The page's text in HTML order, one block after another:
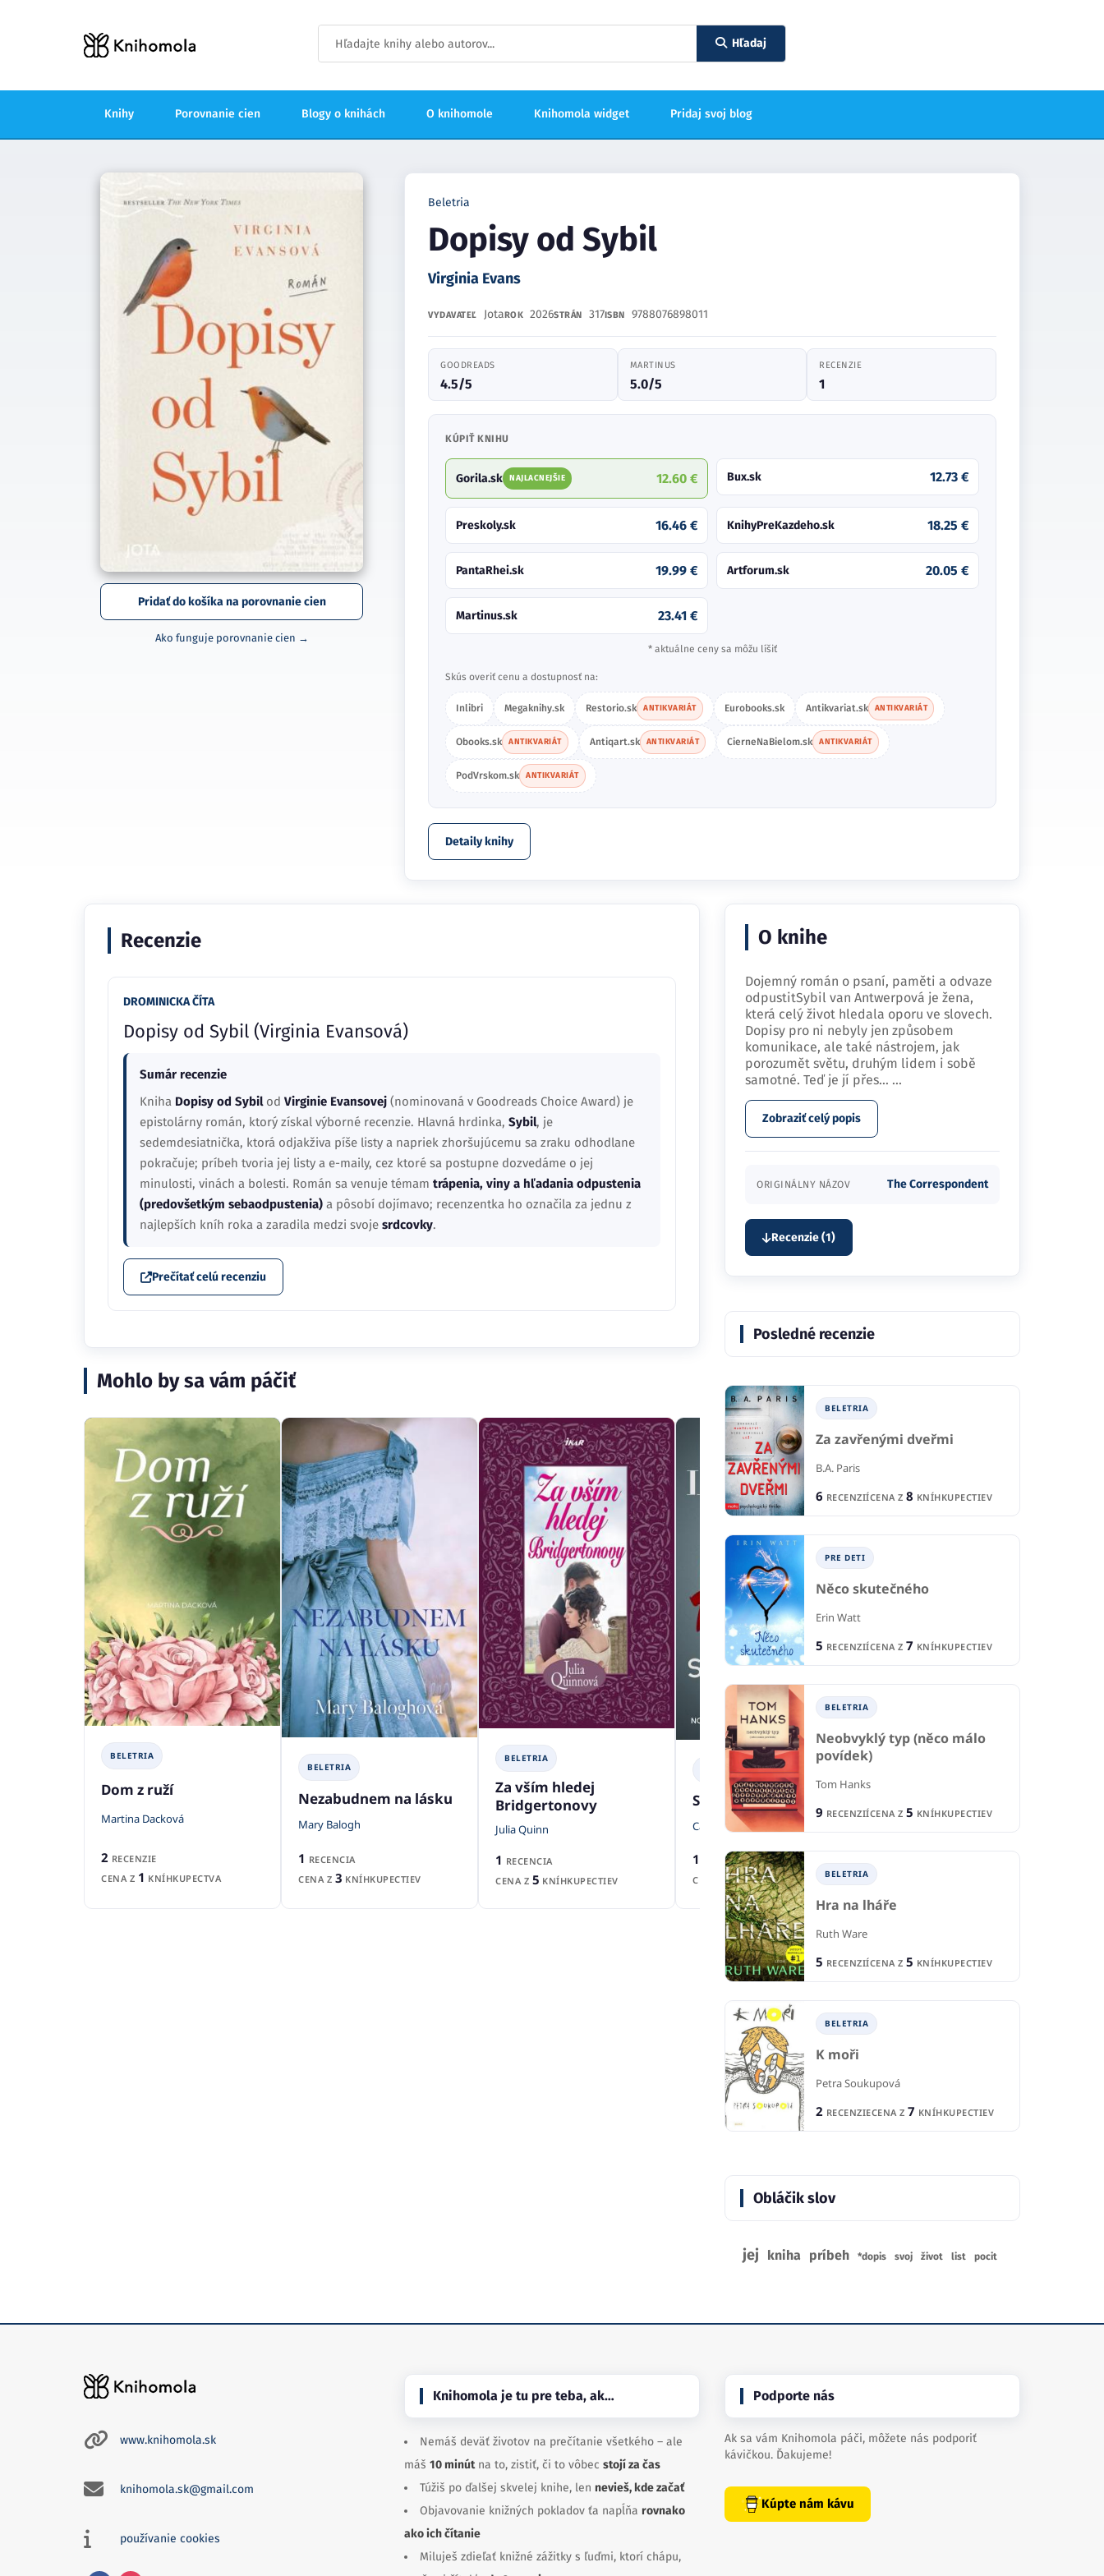
Hľadaj
Knihy Porovnanie cien Blogy o knihách O knihomole Knihomola widget Pridaj svoj blog
Pridať do košíka na porovnanie cien
Ako funguje porovnanie cien →
Beletria
Dopisy od Sybil
Virginia Evans
VYDAVATEĽ JotaROK 2026STRÁN 317ISBN 9788076898011
GOODREADS
4.5/5
MARTINUS
5.0/5
RECENZIE
1
KÚPIŤ KNIHU
Gorila.sk NAJLACNEJŠIE 12.60 € Bux.sk 12.73 €
Preskoly.sk 16.46 € KnihyPreKazdeho.sk 18.25 €
PantaRhei.sk 19.99 € Artforum.sk 20.05 €
Martinus.sk 23.41 €
* aktuálne ceny sa môžu líšiť
Skús overiť cenu a dostupnosť na:
Inlibri Megaknihy.sk Restorio.sk ANTIKVARIÁT Eurobooks.sk Antikvariat.sk ANTIKVARIÁT
Obooks.sk ANTIKVARIÁT Antiqart.sk ANTIKVARIÁT CierneNaBielom.sk ANTIKVARIÁT
PodVrskom.sk ANTIKVARIÁT
Detaily knihy
Recenzie
DROMINICKA ČÍTA
Dopisy od Sybil (Virginia Evansová)
Sumár recenzie
Kniha Dopisy od Sybilod Virginie Evansovej (nominovaná v Goodreads Choice Award) je
epistolárny román, ktorý získal výborné recenzie. Hlavná hrdinka, Sybil, je
sedemdesiatnička, ktorá odjakživa píše listy a napriek zhoršujúcemu sa zraku odhodlane
pokračuje; príbeh tvoria jej listy a e-maily, cez ktoré sa postupne dozvedáme o jej
minulosti, vinách a bolesti. Román sa venuje témam trápenia, viny a hľadania odpustenia
(predovšetkým sebaodpustenia) a pôsobí dojímavo; recenzentka ho označila za jednu z
najlepších kníh roka a zaradila medzi svoje srdcovky.
Prečítať celú recenziu
Mohlo by sa vám páčiť
BELETRIA
Dom z ruží
Martina Dacková
2 RECENZIE
CENA Z 1 KNÍHKUPECTVA
BELETRIA
Nezabudnem na lásku
Mary Balogh
1 RECENCIA
CENA Z 3 KNÍHKUPECTIEV
BELETRIA
Za vším hledej
Bridgertonovy
Julia Quinn
1 RECENCIA
CENA Z 5 KNÍHKUPECTIEV
BELETRIA
Strieborné krídla
Camilla Läckberg
1
RECENCIA
CENA Z10KNÍHKUPECTIEV
O knihe
Dojemný román o psaní, paměti a odvaze
odpustitSybil van Antwerpová je žena,
která celý život hledala oporu ve slovech.
Dopisy pro ni nebyly jen způsobem
komunikace, ale také nástrojem, jak
porozumět světu, druhým lidem i sobě
samotné. Teď je jí přes… ...
Zobraziť celý popis
ORIGINÁLNY NÁZOV The Correspondent
Recenzie (1)
Posledné recenzie
BELETRIA
Za zavřenými dveřmi
B.A. Paris
6 RECENZIÍCENA Z 8 KNÍHKUPECTIEV
PRE DETI
Něco skutečného
Erin Watt
5 RECENZIÍCENA Z 7 KNÍHKUPECTIEV
BELETRIA
Neobvyklý typ (něco málo
povídek)
Tom Hanks
9 RECENZIÍCENA Z 5 KNÍHKUPECTIEV
BELETRIA
Hra na lháře
Ruth Ware
5 RECENZIÍCENA Z 5 KNÍHKUPECTIEV
BELETRIA
K moři
Petra Soukupová
2 RECENZIECENA Z 7 KNÍHKUPECTIEV
Obláčik slov
jej kniha príbeh *dopis svoj život list pocit
www.knihomola.sk
knihomola.sk@gmail.com
používanie cookies
Knihomola je tu pre teba, ak…
Nemáš deväť životov na prečítanie všetkého – ale
máš 10 minútna to, zistiť, či to vôbec stojí za čas
Túžiš po ďalšej skvelej knihe, len nevieš, kde začať
Objavovanie knižných pokladov ťa napĺňa rovnako
ako ich čítanie
Miluješ zdieľať knižné zážitky s ľuďmi, ktorí chápu,
Podporte nás
Ak sa vám Knihomola páči, môžete nás podporiť
kávičkou. Ďakujeme!
Kúpte nám kávu